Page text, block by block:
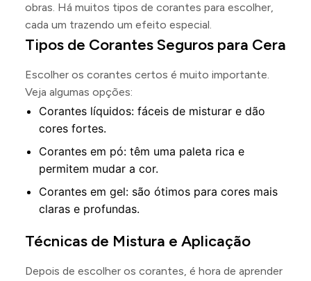
obras. Há muitos tipos de corantes para escolher,
cada um trazendo um efeito especial.
Tipos de Corantes Seguros para Cera
Escolher os corantes certos é muito importante.
Veja algumas opções:
Corantes líquidos: fáceis de misturar e dão
cores fortes.
Corantes em pó: têm uma paleta rica e
permitem mudar a cor.
Corantes em gel: são ótimos para cores mais
claras e profundas.
Técnicas de Mistura e Aplicação
Depois de escolher os corantes, é hora de aprender